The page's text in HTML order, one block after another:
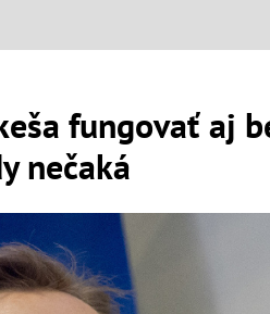
fungovať aj
nečaká